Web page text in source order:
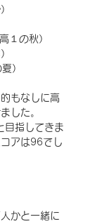
１の秋）
）
もなしに高
した。
指してきま
アは96でし
かと一緒に